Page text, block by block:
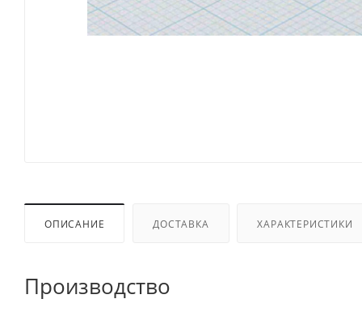
ОПИСАНИЕ ДОСТАВКА ХАРАКТЕРИСТИКИ
Производство